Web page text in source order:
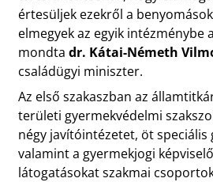
értesüljek ezekről a
elmegyek az egyik intézménybe
mondta dr. Kátai-Németh
családügyi miniszter.
Az első szakaszban az
területi gyermekvédelmi
négy javítóintézetet, öt
valamint a gyermekjogi
látogatásokat szakmai